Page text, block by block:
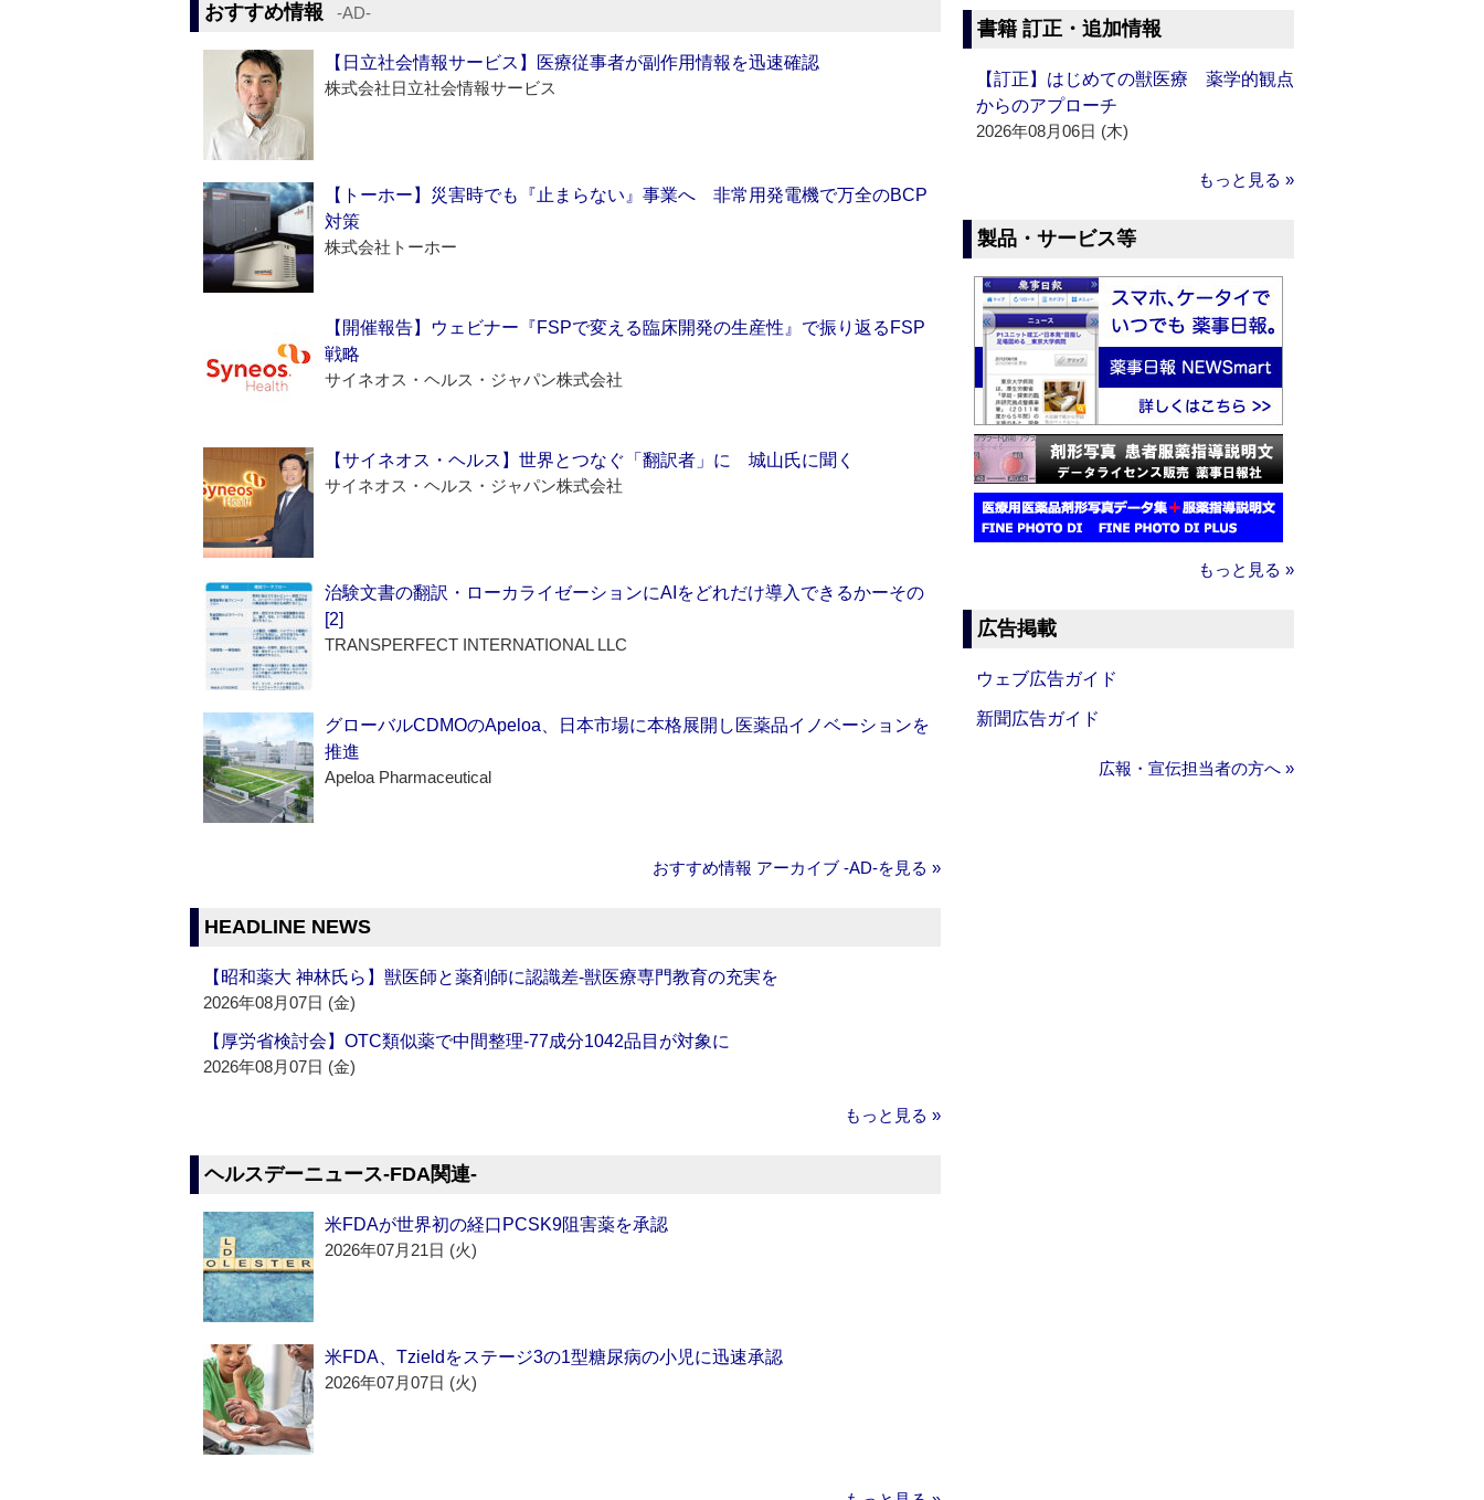
おすすめ情報 ‐AD‐
【日立社会情報サービス】医療従事者が副作用情報を迅速確認
株式会社日立社会情報サービス
【トーホー】災害時でも『止まらない』事業へ 非常用発電機で万全のBCP
対策
株式会社トーホー
【開催報告】ウェビナー『FSPで変える臨床開発の生産性』で振り返るFSP
戦略
サイネオス・ヘルス・ジャパン株式会社
【サイネオス・ヘルス】世界とつなぐ「翻訳者」に 城山氏に聞く
サイネオス・ヘルス・ジャパン株式会社
治験文書の翻訳・ローカライゼーションにAIをどれだけ導入できるかーその
[2]
TRANSPERFECT INTERNATIONAL LLC
グローバルCDMOのApeloa、日本市場に本格展開し医薬品イノベーションを
推進
Apeloa Pharmaceutical
おすすめ情報 アーカイブ ‐AD‐を見る »
HEADLINE NEWS
【昭和薬大 神林氏ら】獣医師と薬剤師に認識差‐獣医療専門教育の充実を
2026年08月07日 (金)
【厚労省検討会】OTC類似薬で中間整理‐77成分1042品目が対象に
2026年08月07日 (金)
もっと見る »
ヘルスデーニュース‐FDA関連‐
米FDAが世界初の経口PCSK9阻害薬を承認
2026年07月21日 (火)
米FDA、Tzieldをステージ3の1型糖尿病の小児に迅速承認
2026年07月07日 (火)
書籍 訂正・追加情報
【訂正】はじめての獣医療 薬学的観点
からのアプローチ
2026年08月06日 (木)
もっと見る »
製品・サービス等
もっと見る »
広告掲載
ウェブ広告ガイド
新聞広告ガイド
広報・宣伝担当者の方へ »